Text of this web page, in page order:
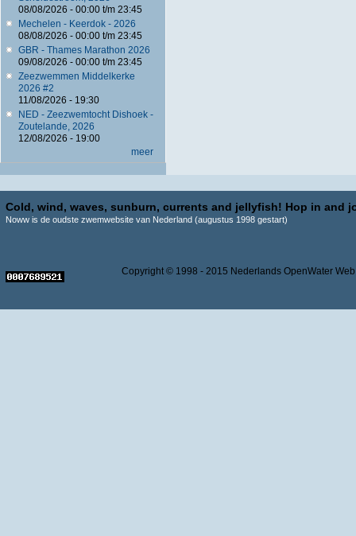
08/08/2026 - 00:00t/m 23:45
Mechelen - Keerdok - 2026
08/08/2026 - 00:00t/m 23:45
GBR - Thames Marathon 2026
09/08/2026 - 00:00t/m 23:45
Zeezwemmen Middelkerke
2026 #2
11/08/2026 - 19:30
NED - Zeezwemtocht Dishoek -
Zoutelande, 2026
12/08/2026 - 19:00
meer
Cold, wind, waves, sunburn, currents and jellyfish! Hop in and
Noww is de oudste zwemwebsite van Nederland (augustus 1998 gestart)
Copyright © 1998 - 2015 Nederlands OpenWater